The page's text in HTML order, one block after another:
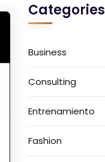
Categories
Business
Consulting
Entrenamiento
Fashion